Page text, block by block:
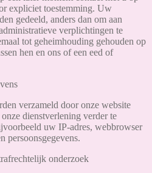
expliciet toestemming. Uw
gedeeld, anders dan om aan
verplichtingen te
tot geheimhouding gehouden op
hen en ons of een eed of
verzameld door onze website
dienstverlening verder te
uw IP-adres, webbrowser
persoonsgegevens.
onderzoek